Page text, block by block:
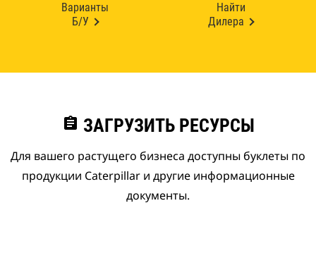
Варианты
Б/У
Найти
Дилера
assignment ЗАГРУЗИТЬ РЕСУРСЫ
Для вашего растущего бизнеса доступны буклеты по
продукции Caterpillar и другие информационные
документы.